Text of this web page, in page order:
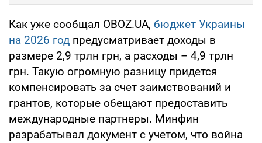
Как уже сообщал OBOZ.UA, бюджет Украины
на 2026 год предусматривает доходы в
размере 2,9 трлн грн, а расходы – 4,9 трлн
грн. Такую огромную разницу придется
компенсировать за счет заимствований и
грантов, которые обещают предоставить
международные партнеры. Минфин
разрабатывал документ с учетом, что война